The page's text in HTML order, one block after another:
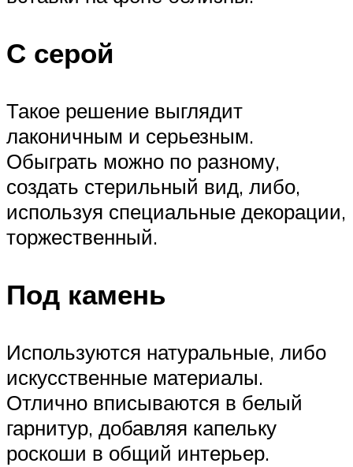
С серой
Такое решение выглядит
лаконичным и серьезным.
Обыграть можно по разному,
создать стерильный вид, либо,
используя специальные декорации,
торжественный.
Под камень
Используются натуральные, либо
искусственные материалы.
Отлично вписываются в белый
гарнитур, добавляя капельку
роскоши в общий интерьер.